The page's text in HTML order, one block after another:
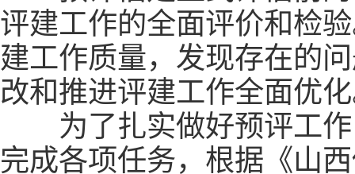
评建工作的全面评价和检
建工作质量，发现存在的
改和推进评建工作全面优
为了扎实做好预评工作
完成各项任务，根据《山